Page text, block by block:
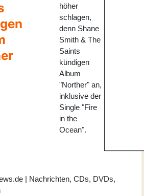
höher
schlagen,
denn Shane
Smith & The
Saints
kündigen
Album
"Norther" an,
inklusive der
Single "Fire
in the
Ocean".
| Nachrichten, CDs, DVDs,